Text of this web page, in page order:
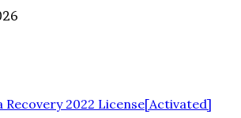
Recovery 2022 License[Activated]